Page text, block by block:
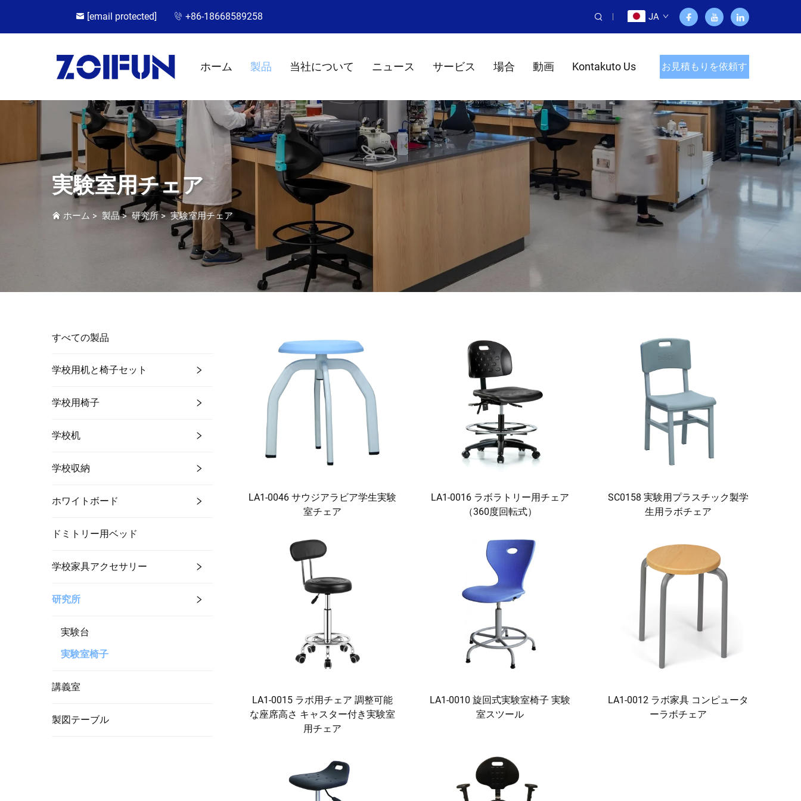
[email protected] +86-18668589258 JA
ホーム 製品 当社について ニュース サービス 場合 動画 Kontakuto Us お見積もりを依頼す
実験室用チェア
ホーム > 製品> 研究所>実験室用チェア
すべての製品
学校用机と椅子セット
学校用椅子
学校机
学校収納
ホワイトボード
ドミトリー用ベッド
学校家具アクセサリー
研究所
実験台
実験室椅子
講義室
製図テーブル
LA1-0046 サウジアラビア学生実験
室チェア
LA1-0016 ラボラトリー用チェア
（360度回転式）
SC0158 実験用プラスチック製学
生用ラボチェア
LA1-0015 ラボ用チェア 調整可能
な座席高さ キャスター付き実験室
用チェア
LA1-0010 旋回式実験室椅子 実験
室スツール
LA1-0012 ラボ家具 コンピュータ
ーラボチェア